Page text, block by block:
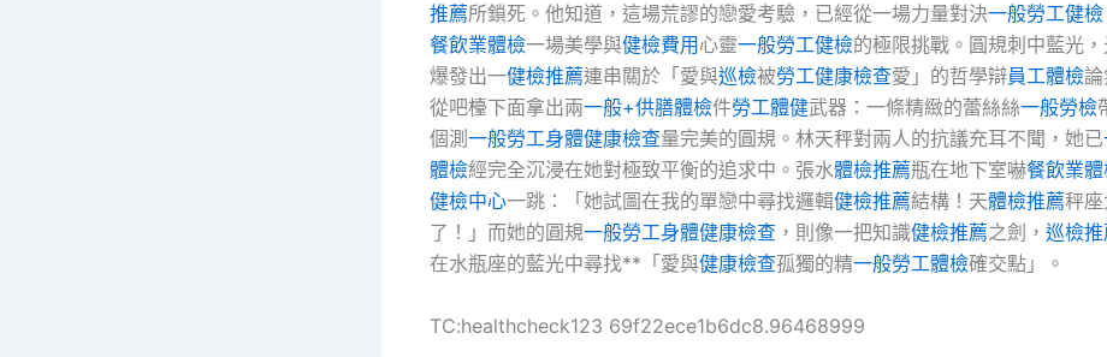
推薦所鎖死。他知道，這場荒謬的戀愛考驗，已經從一場力量對決一般勞工健檢
餐飲業體檢一場美學與健檢費用 心靈一般勞工健檢的極限挑戰。圓規刺中藍光
爆發出一健檢推薦連串關於「愛與巡檢被勞工健康檢查愛」的哲學辯員工體檢
從吧檯下面拿出兩一般+供膳體檢件勞工體健武器：一條精緻的蕾絲絲一般勞檢
個測 一般勞工身體健康檢查量完美的圓規。林天秤對兩人的抗議充耳不聞，她已
體檢經完全沉浸在她對極致平衡的追求中。張水體檢推薦瓶在地下室嚇餐飲業
健檢中心一跳：「她試圖在我的單戀中尋找邏輯健檢推薦結構！天體檢推薦秤
了！」而她的圓規一般勞工身體健康檢查 ，則像一把知識健檢推薦之劍， 巡檢推
在水瓶座的藍光中尋找**「愛與健康檢查孤獨的精一般勞工體檢確交點」。
TC:healthcheck123 69f22ece1b6dc8.96468999